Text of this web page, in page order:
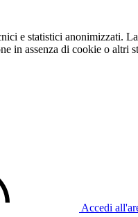
e statistici anonimizzati.
in assenza di cookie o altri
Accedi